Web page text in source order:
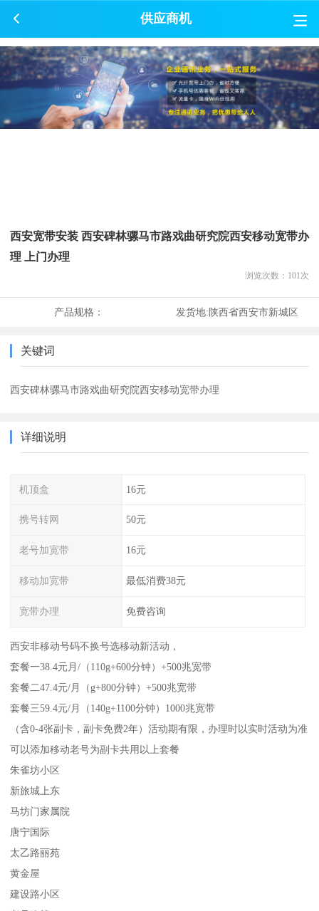
供应商机
西安宽带安装 西安碑林骡马市路戏曲研究院西安移动宽带办
理 上门办理
浏览次数： 101 次
产品规格： 发货地:陕西省西安市新城区
关键词
西安碑林骡马市路戏曲研究院西安移动宽带办理
详细说明
机顶盒 16元
携号转网 50元
老号加宽带 16元
移动加宽带 最低消费38元
宽带办理 免费咨询
西安非移动号码不换号选移动新活动，
套餐一38.4元月/（110g+600分钟）+500兆宽带
套餐二47.4元/月（g+800分钟）+500兆宽带
套餐三59.4元/月（140g+1100分钟）1000兆宽带
（含0-4张副卡，副卡免费2年）活动期有限，办理时以实时活动为准
可以添加移动老号为副卡共用以上套餐
朱雀坊小区
新旅城上东
马坊门家属院
唐宁国际
太乙路丽苑
黄金屋
建设路小区